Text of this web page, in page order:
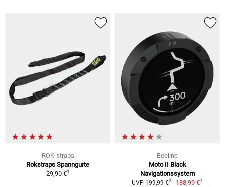
ROK-straps
Rokstraps Spanngurte
29,90 €1
Beeline
Moto II Black
Navigationssystem
UVP 199,99 €2 188,99 €1